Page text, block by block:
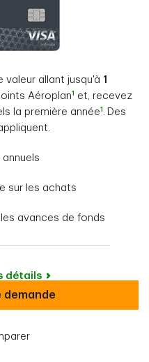
valeur allant jusqu'à 1
Aéroplan1
et, recevez
la première année1
Des
annuels
sur les achats
avances de fonds
détails
demande